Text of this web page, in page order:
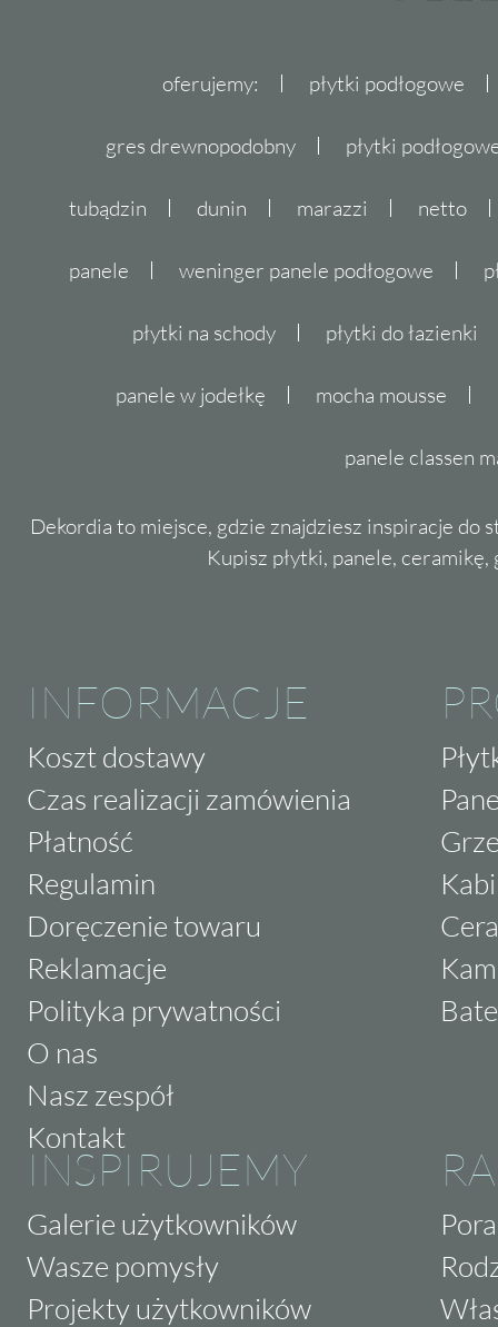
oferujemy: płytki podłogowe
gres drewnopodobny płytki
tubądzin dunin marazzi netto
panele weninger panele podłogowe
płytki na schody płytki do łazienki
panele w jodełkę mocha mousse
panele classen
Dekordia to miejsce, gdzie znajdziesz inspiracje do
Kupisz płytki, panele,
INFORMACJE
Koszt dostawy
Czas realizacji zamówienia
Płatność
Regulamin
Doręczenie towaru
Reklamacje
Polityka prywatności
O nas
Nasz zespół
Kontakt
INSPIRUJEMY
Galerie użytkowników
Wasze pomysły
Projekty użytkowników